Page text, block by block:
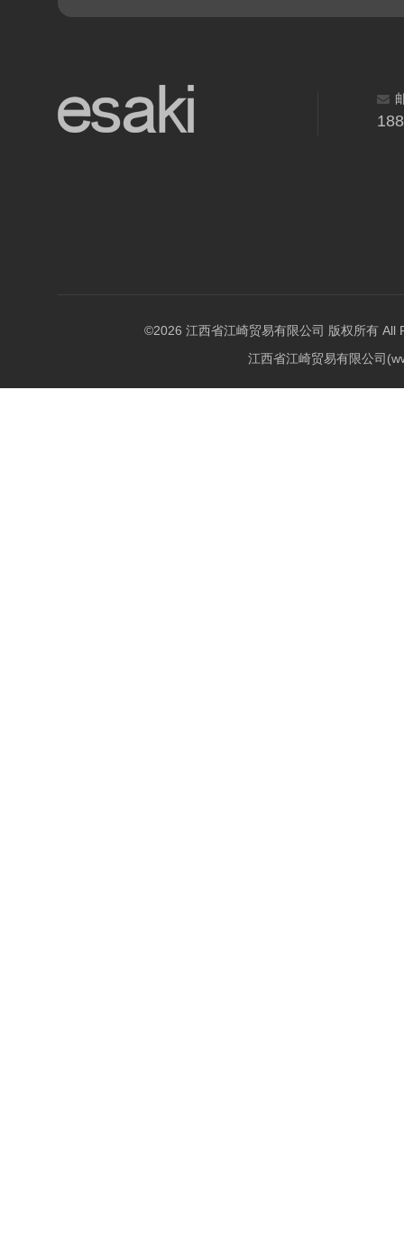
©2026 江西省江崎贸易有限公司 版权所有 All
江西省江崎贸易有限公司